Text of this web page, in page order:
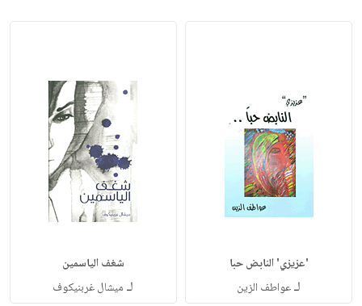
'عزيزي' النابض حبا
لـعواطف الزين
شغف الياسمين
لـ ميشال غربنيكوف